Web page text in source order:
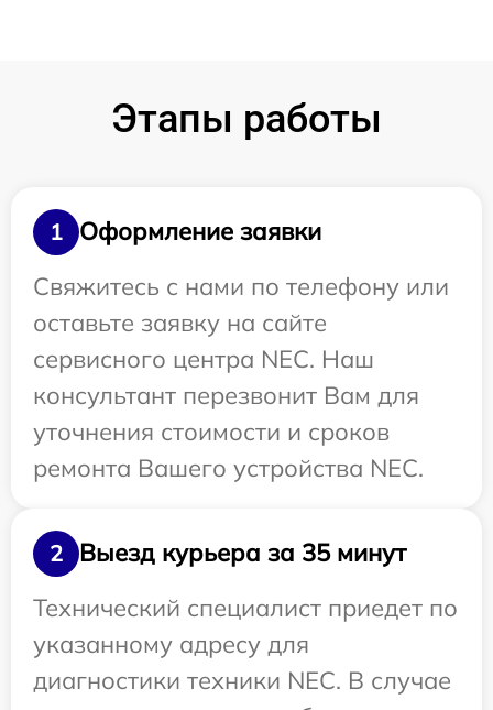
Этапы работы
1
Оформление заявки
Свяжитесь с нами по телефону или
оставьте заявку на сайте
сервисного центра NEC. Наш
консультант перезвонит Вам для
уточнения стоимости и сроков
ремонта Вашего устройства NEC.
2
Выезд курьера за 35 минут
Технический специалист приедет по
указанному адресу для
диагностики техники NEC. В случае